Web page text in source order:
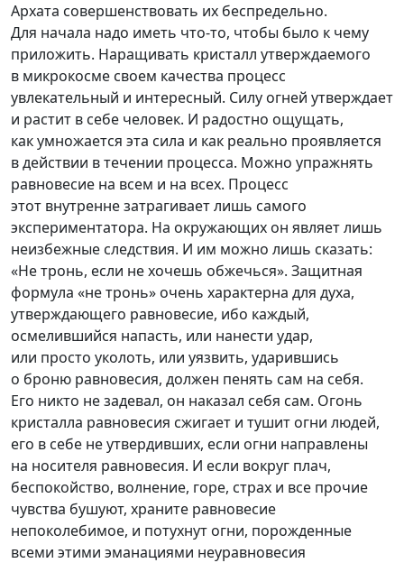
Архата совершенствовать их беспредельно.
Для начала надо иметь что-то, чтобы было к чему
приложить. Наращивать кристалл утверждаемого
в микрокосме своем качества процесс
увлекательный и интересный. Силу огней утверждает
и растит в себе человек. И радостно ощущать,
как умножается эта сила и как реально проявляется
в действии в течении процесса. Можно упражнять
равновесие на всем и на всех. Процесс
этот внутренне затрагивает лишь самого
экспериментатора. На окружающих он являет лишь
неизбежные следствия. И им можно лишь сказать:
«Не тронь, если не хочешь обжечься». Защитная
формула «не тронь» очень характерна для духа,
утверждающего равновесие, ибо каждый,
осмелившийся напасть, или нанести удар,
или просто уколоть, или уязвить, ударившись
о броню равновесия, должен пенять сам на себя.
Его никто не задевал, он наказал себя сам. Огонь
кристалла равновесия сжигает и тушит огни людей,
его в себе не утвердивших, если огни направлены
на носителя равновесия. И если вокруг плач,
беспокойство, волнение, горе, страх и все прочие
чувства бушуют, храните равновесие
непоколебимое, и потухнут огни, порожденные
всеми этими эманациями неуравновесия